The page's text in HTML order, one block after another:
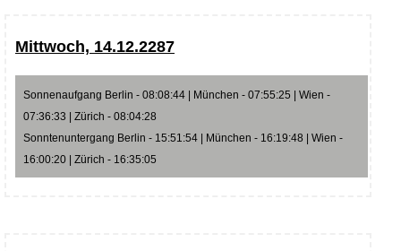
Mittwoch, 14.12.2287
Sonnenaufgang Berlin - 08:08:44 | München - 07:55:25 | Wien -
07:36:33 | Zürich - 08:04:28
Sonntenuntergang Berlin - 15:51:54 | München - 16:19:48 | Wien -
16:00:20 | Zürich - 16:35:05